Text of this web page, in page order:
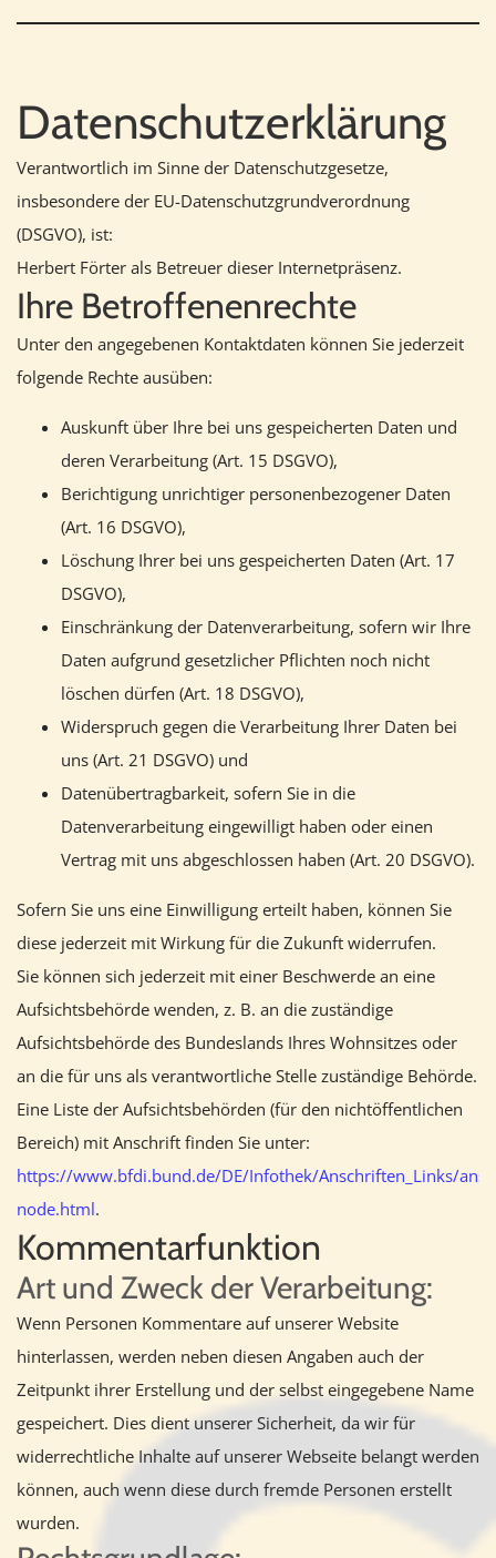
Datenschutzerklärung
Verantwortlich im Sinne der Datenschutzgesetze,
insbesondere der EU-Datenschutzgrundverordnung
(DSGVO), ist:
Herbert Förter als Betreuer dieser Internetpräsenz.
Ihre Betroffenenrechte
Unter den angegebenen Kontaktdaten können Sie jederzeit
folgende Rechte ausüben:
Auskunft über Ihre bei uns gespeicherten Daten und
deren Verarbeitung (Art. 15 DSGVO),
Berichtigung unrichtiger personenbezogener Daten
(Art. 16 DSGVO),
Löschung Ihrer bei uns gespeicherten Daten (Art. 17
DSGVO),
Einschränkung der Datenverarbeitung, sofern wir Ihre
Daten aufgrund gesetzlicher Pflichten noch nicht
löschen dürfen (Art. 18 DSGVO),
Widerspruch gegen die Verarbeitung Ihrer Daten bei
uns (Art. 21 DSGVO) und
Datenübertragbarkeit, sofern Sie in die
Datenverarbeitung eingewilligt haben oder einen
Vertrag mit uns abgeschlossen haben (Art. 20 DSGVO).
Sofern Sie uns eine Einwilligung erteilt haben, können Sie
diese jederzeit mit Wirkung für die Zukunft widerrufen.
Sie können sich jederzeit mit einer Beschwerde an eine
Aufsichtsbehörde wenden, z. B. an die zuständige
Aufsichtsbehörde des Bundeslands Ihres Wohnsitzes oder
an die für uns als verantwortliche Stelle zuständige Behörde.
Eine Liste der Aufsichtsbehörden (für den nichtöffentlichen
Bereich) mit Anschrift finden Sie unter:
https://www.bfdi.bund.de/DE/Infothek/Anschriften_Links/
node.html.
Kommentarfunktion
Art und Zweck der Verarbeitung:
Wenn Personen Kommentare auf unserer Website
hinterlassen, werden neben diesen Angaben auch der
Zeitpunkt ihrer Erstellung und der selbst eingegebene Name
gespeichert. Dies dient unserer Sicherheit, da wir für
widerrechtliche Inhalte auf unserer Webseite belangt werden
können, auch wenn diese durch fremde Personen erstellt
wurden.